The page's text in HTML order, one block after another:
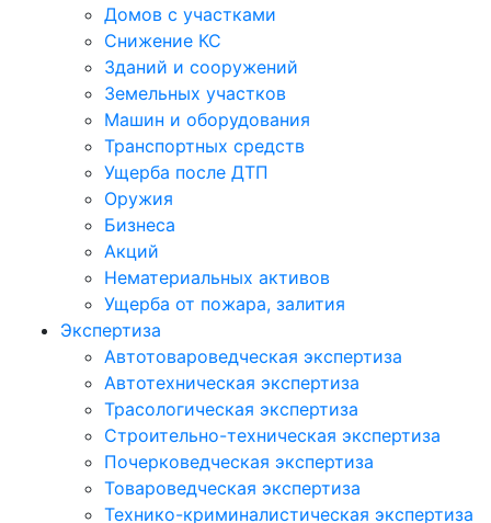
Домов с участками
Снижение КС
Зданий и сооружений
Земельных участков
Машин и оборудования
Транспортных средств
Ущерба после ДТП
Оружия
Бизнеса
Акций
Нематериальных активов
Ущерба от пожара, залития
Экспертиза
Автотовароведческая экспертиза
Автотехническая экспертиза
Трасологическая экспертиза
Строительно-техническая экспертиза
Почерковедческая экспертиза
Товароведческая экспертиза
Технико-криминалистическая экспертиза